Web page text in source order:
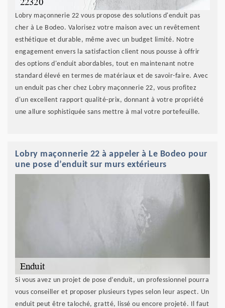
Lobry maçonnerie 22 vous propose des solutions d'enduit pas
cher à Le Bodeo. Valorisez votre maison avec un revêtement
esthétique et durable, même avec un budget limité. Notre
engagement envers la satisfaction client nous pousse à offrir
des options d'enduit abordables, tout en maintenant notre
standard élevé en termes de matériaux et de savoir-faire. Avec
un enduit pas cher chez Lobry maçonnerie 22, vous profitez
d'un excellent rapport qualité-prix, donnant à votre propriété
une allure sophistiquée sans mettre à mal votre portefeuille.
Lobry maçonnerie 22 à appeler à Le Bodeo pour
une pose d’enduit sur murs extérieurs
Si vous avez un projet de pose d’enduit, un professionnel pourra
vous conseiller et proposer plusieurs types selon leur aspect. Un
enduit peut être taloché, gratté, lissé ou encore projeté. Il faut